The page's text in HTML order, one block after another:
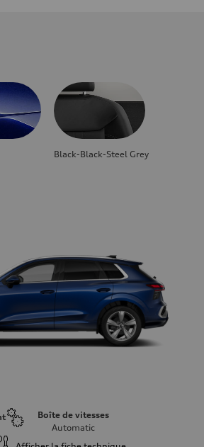
Black-Black-Steel Grey
Boîte de vitesses
Automatic